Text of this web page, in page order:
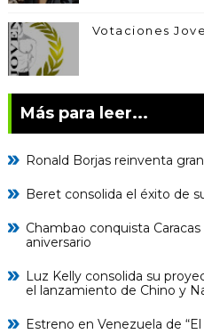
Votaciones
Más para leer...
Ronald Borjas reinventa
Beret consolida el éxito de
Chambao conquista
aniversario
Luz Kelly consolida su
el lanzamiento de Chino y
Estreno en Venezuela de